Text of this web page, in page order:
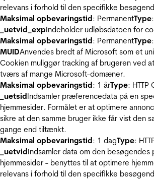
relevans i forhold til den specifikke
Maksimal opbevaringstid: PermanentType
_uetvid_expIndeholder udløbsdatoen for
Maksimal opbevaringstid: PermanentType
MUIDAnvendes bredt af Microsoft som et
Cookien muliggør tracking af brugeren ved
tværs af mange Microsoft-domæner.
Maksimal opbevaringstid: 1 årType: HTTP
_uetsidIndsamler præferencedata på en
hjemmesider. Formålet er at optimere
sikre at den samme bruger ikke får vist den
gange end tiltænkt.
Maksimal opbevaringstid: 1 dagType:
_uetvidIndsamler data om den
hjemmesider - benyttes til at optimere
relevans i forhold til den specifikke